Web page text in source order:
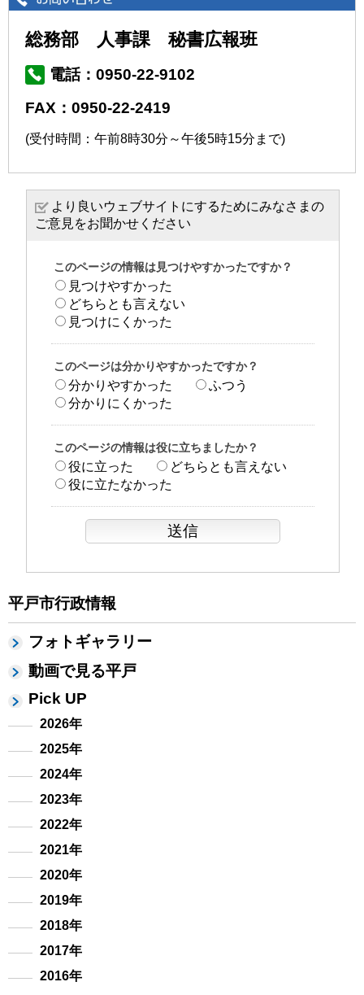
平戸市行政情報
フォトギャラリー
動画で見る平戸
Pick UP
2026年
2025年
2024年
2023年
2022年
2021年
2020年
2019年
2018年
2017年
2016年
総務部 人事課 秘書広報班
電話：0950-22-9102
FAX：0950-22-2419
(受付時間：午前8時30分～午後5時15分まで)
より良いウェブサイトにするためにみなさまの
ご意見をお聞かせください
このページの情報は見つけやすかったですか？
見つけやすかった
どちらとも言えない
見つけにくかった
このページは分かりやすかったですか？
分かりやすかった
ふつう
分かりにくかった
このページの情報は役に立ちましたか？
役に立った
どちらとも言えない
役に立たなかった